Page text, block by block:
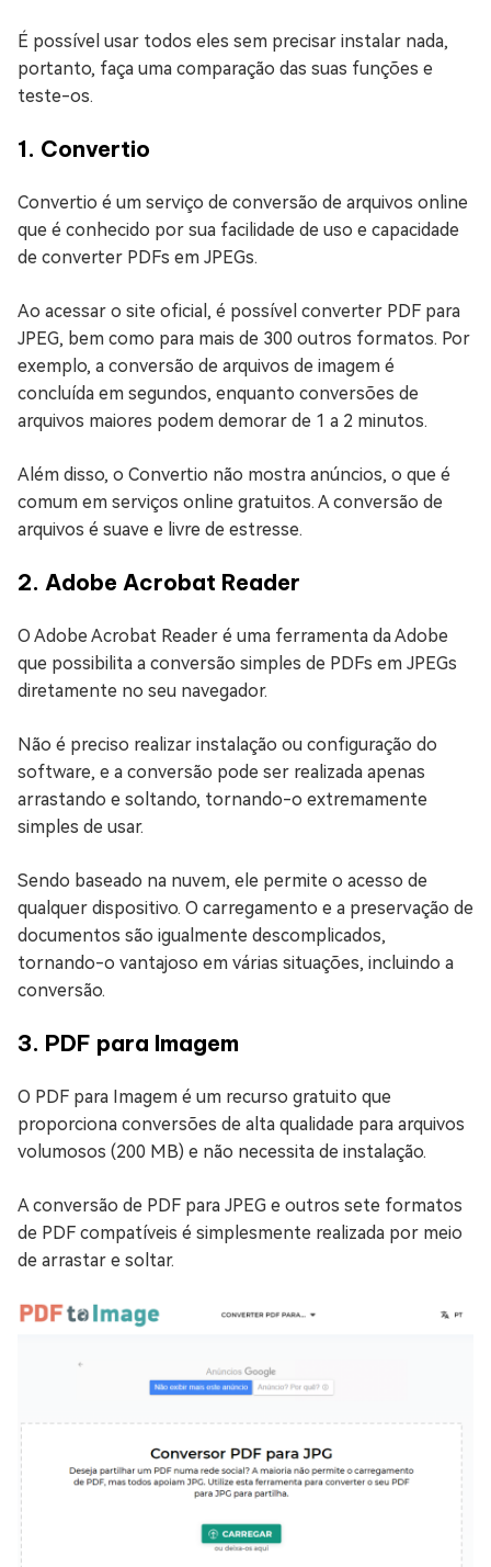
É possível usar todos eles sem precisar instalar nada,
portanto, faça uma comparação das suas funções e
teste-os.
1. Convertio
Convertio é um serviço de conversão de arquivos online
que é conhecido por sua facilidade de uso e capacidade
de converter PDFs em JPEGs.
Ao acessar o site oficial, é possível converter PDF para
JPEG, bem como para mais de 300 outros formatos. Por
exemplo, a conversão de arquivos de imagem é
concluída em segundos, enquanto conversões de
arquivos maiores podem demorar de 1 a 2 minutos.
Além disso, o Convertio não mostra anúncios, o que é
comum em serviços online gratuitos. A conversão de
arquivos é suave e livre de estresse.
2. Adobe Acrobat Reader
O Adobe Acrobat Reader é uma ferramenta da Adobe
que possibilita a conversão simples de PDFs em JPEGs
diretamente no seu navegador.
Não é preciso realizar instalação ou configuração do
software, e a conversão pode ser realizada apenas
arrastando e soltando, tornando-o extremamente
simples de usar.
Sendo baseado na nuvem, ele permite o acesso de
qualquer dispositivo. O carregamento e a preservação de
documentos são igualmente descomplicados,
tornando-o vantajoso em várias situações, incluindo a
conversão.
3. PDF para Imagem
O PDF para Imagem é um recurso gratuito que
proporciona conversões de alta qualidade para arquivos
volumosos (200 MB) e não necessita de instalação.
A conversão de PDF para JPEG e outros sete formatos
de PDF compatíveis é simplesmente realizada por meio
de arrastar e soltar.